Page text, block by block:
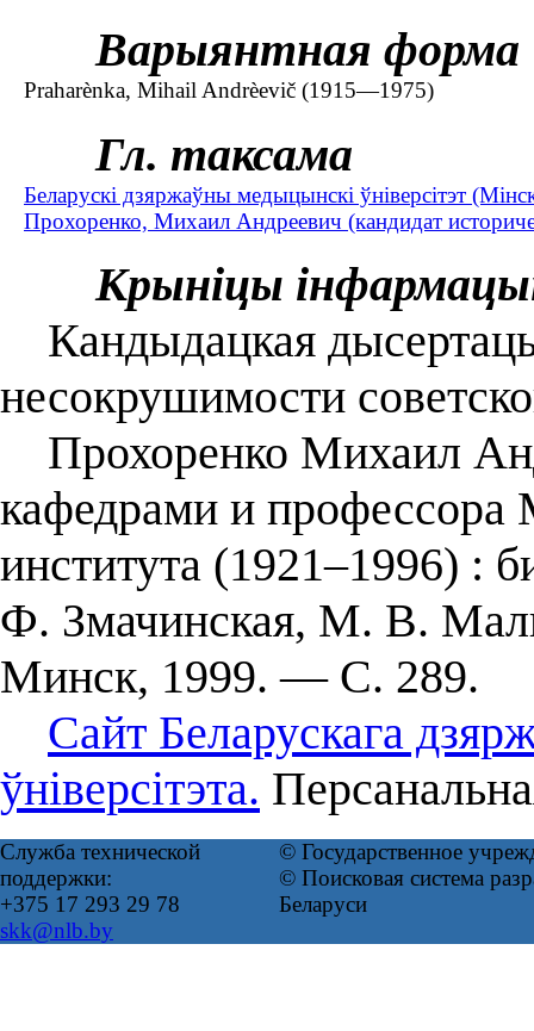
Варыянтная форма
Praharènka, Mіhaіl Andrèevіč (1915—1975)
Гл. таксама
Беларускі дзяржаўны медыцынскі ўніверсітэт
Прохоренко, Михаил Андреевич (кандидат
Крыніцы
Кандыдацкая
несокрушимости
Прохоренко Михаил
кафедрами и профессора
института (1921–1996) :
Ф. Змачинская, М. В.
Минск, 1999. — С. 289.
Сайт Беларускага
ўніверсітэта.
Служба технической
поддержки:
+375 17 293 29 78
skk@nlb.by
© Государственное
© Поисковая система
Беларуси